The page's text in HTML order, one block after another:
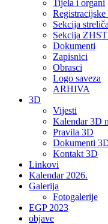
Tijela i organi
Registracijske
Sekcija
Sekcija
Dokumenti
Zapisnici
Obrasci
Logo saveza
ARHIVA
3D
Vijesti
Kalendar 3D
Pravila 3D
Dokumenti
Kontakt 3D
Linkovi
Kalendar 2026.
Galerija
Fotogalerije
EGP 2023
objave